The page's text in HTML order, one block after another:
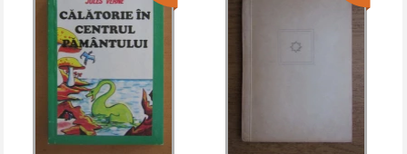
Theophile Gautier - Le Capitaine
Fracasse (2 volume, 1934)